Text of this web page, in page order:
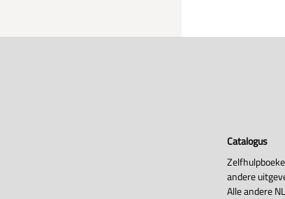
Catalogus
andere
Alle andere